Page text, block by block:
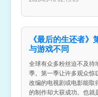
《最后的生还者
与游戏不同
全球有众多粉丝迫不及待
季。第一季让许多观众惊
改编的电视剧或电影能取
的制作却大获成功。也就